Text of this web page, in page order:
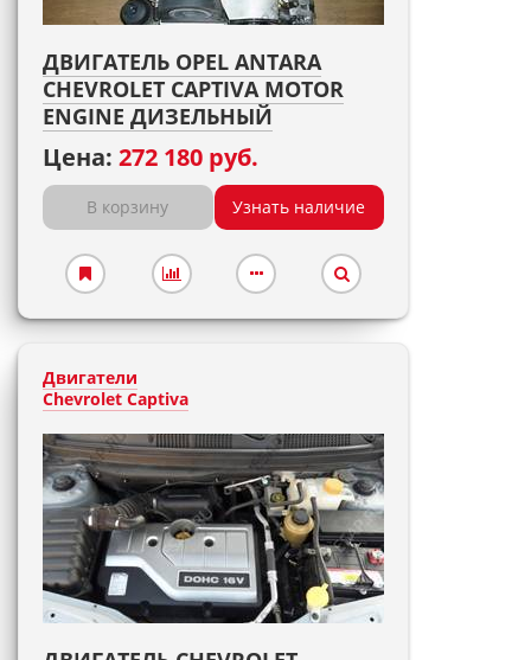
ДВИГАТЕЛЬ OPEL ANTARA
CHEVROLET CAPTIVA MOTOR
ENGINE ДИЗЕЛЬНЫЙ
Цена: 272 180 руб.
В корзину Узнать наличие
Двигатели
Chevrolet Captiva